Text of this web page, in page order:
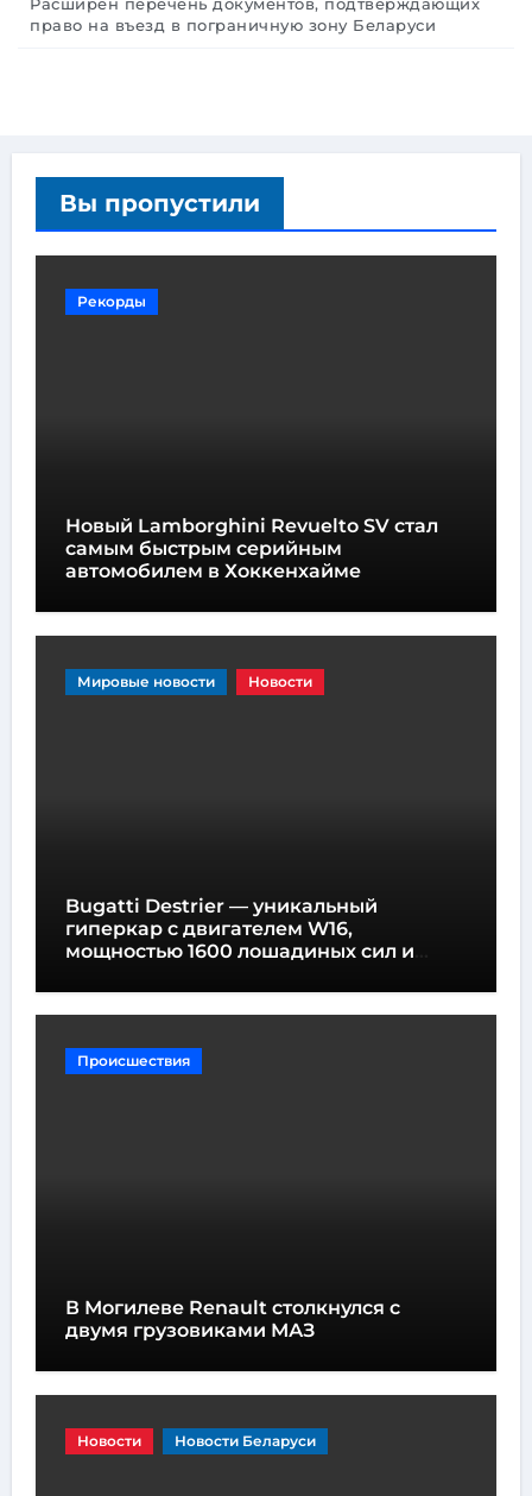
Расширен перечень документов, подтверждающих
право на въезд в пограничную зону Беларуси
Вы пропустили
Рекорды
Новый Lamborghini Revuelto SV стал
самым быстрым серийным
автомобилем в Хоккенхайме
Мировые новости Новости
Bugatti Destrier — уникальный
гиперкар с двигателем W16,
мощностью 1600 лошадиных сил и
Происшествия
В Могилеве Renault столкнулся с
двумя грузовиками МАЗ
Новости Новости Беларуси